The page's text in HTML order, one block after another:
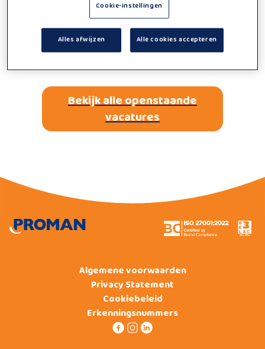
Helaas,
deze vacature kan niet
Bekijk alle openstaande
vacatures
Algemene voorwaarden
Privacy Statement
Cookiebeleid
Erkenningsnummers
Cookie-instellingen
Alles afwijzen Alle cookies accepteren